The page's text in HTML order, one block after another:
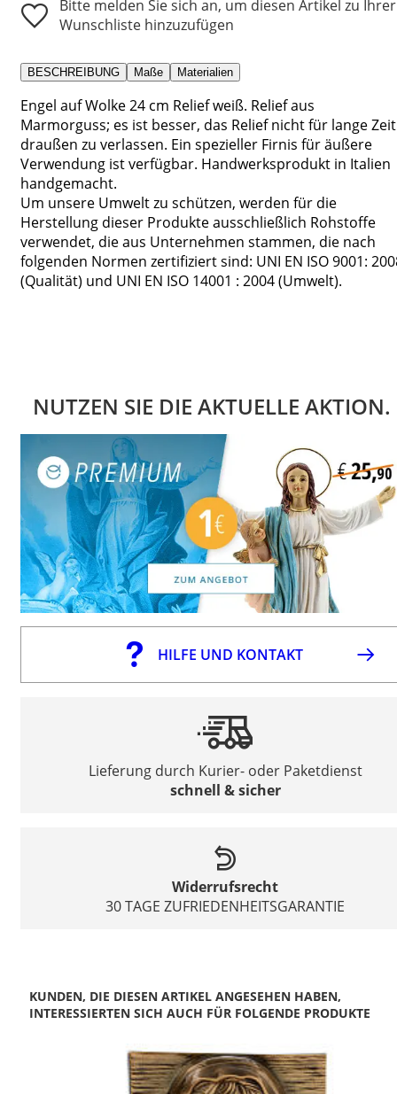
Bitte melden Sie sich an, um diesen Artikel zu Ihrer
Wunschliste hinzuzufügen
BESCHREIBUNG Maße Materialien
Engel auf Wolke 24 cm Relief weiß. Relief aus
Marmorguss; es ist besser, das Relief nicht für lange Zeit
draußen zu verlassen. Ein spezieller Firnis für äußere
Verwendung ist verfügbar. Handwerksprodukt in Italien
handgemacht.
Um unsere Umwelt zu schützen, werden für die
Herstellung dieser Produkte ausschließlich Rohstoffe
verwendet, die aus Unternehmen stammen, die nach
folgenden Normen zertifiziert sind: UNI EN ISO 9001:
(Qualität) und UNI EN ISO 14001 : 2004 (Umwelt).
NUTZEN SIE DIE AKTUELLE AKTION.
HILFE UND KONTAKT
Lieferung durch Kurier- oder Paketdienst
schnell & sicher
Widerrufsrecht
30 TAGE ZUFRIEDENHEITSGARANTIE
KUNDEN, DIE DIESEN ARTIKEL ANGESEHEN HABEN,
INTERESSIERTEN SICH AUCH FÜR FOLGENDE PRODUKTE